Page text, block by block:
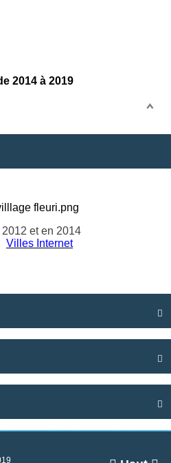
2014 à 2019
2012 et en 2014
Villes Internet


